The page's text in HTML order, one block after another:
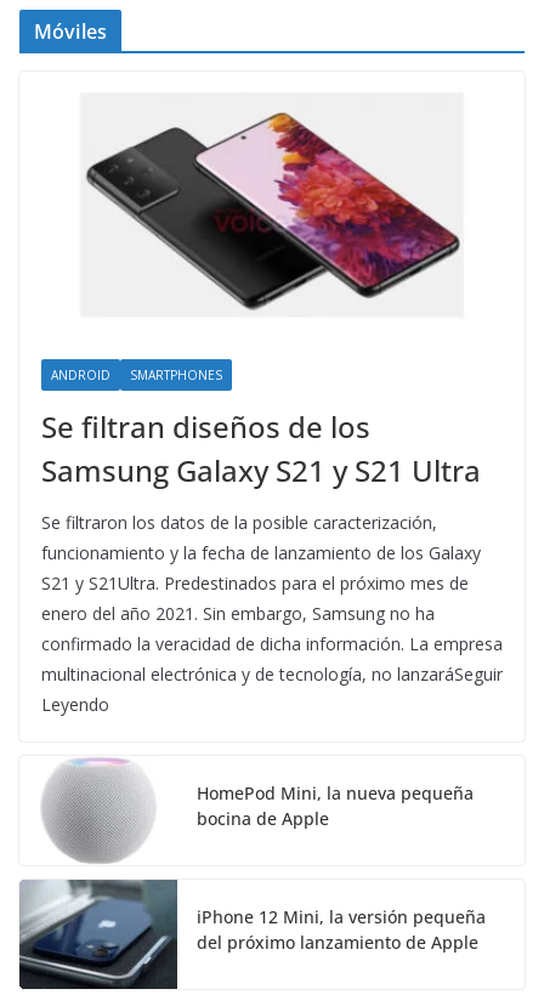
Móviles
ANDROID SMARTPHONES
Se filtran diseños de los
Samsung Galaxy S21 y S21 Ultra
Se filtraron los datos de la posible caracterización,
funcionamiento y la fecha de lanzamiento de los Galaxy
S21 y S21Ultra. Predestinados para el próximo mes de
enero del año 2021. Sin embargo, Samsung no ha
confirmado la veracidad de dicha información. La empresa
multinacional electrónica y de tecnología, no lanzaráSeguir
Leyendo
HomePod Mini, la nueva pequeña
bocina de Apple
iPhone 12 Mini, la versión pequeña
del próximo lanzamiento de Apple